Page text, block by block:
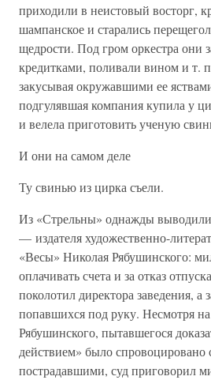
приходили в неистовый восторг,
шампанское и старались
щедрости. Под гром оркестра они
кредитками, поливали вином и т.
закусывая окружавшими ее
подгулявшая компания купила у
и велела приготовить ученую
И они на самом деле
Ту свинью из цирка съели.
Из «Стрельны» однажды
— издателя художественно-
«Весы» Николая Рябушинского:
оплачивать счета и за отказ
поколотил директора заведения, а
попавшихся под руку. Несмотря на
Рябушинского, пытавшегося
действием» было спровоцировано
пострадавшими, суд приговорил